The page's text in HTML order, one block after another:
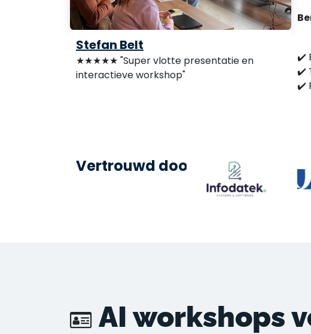
✔️
✔️
✔️
Stefan Belt
★★★★★ "Super vlotte presentatie en
interactieve workshop"
Vertrouwd door:
AI workshops